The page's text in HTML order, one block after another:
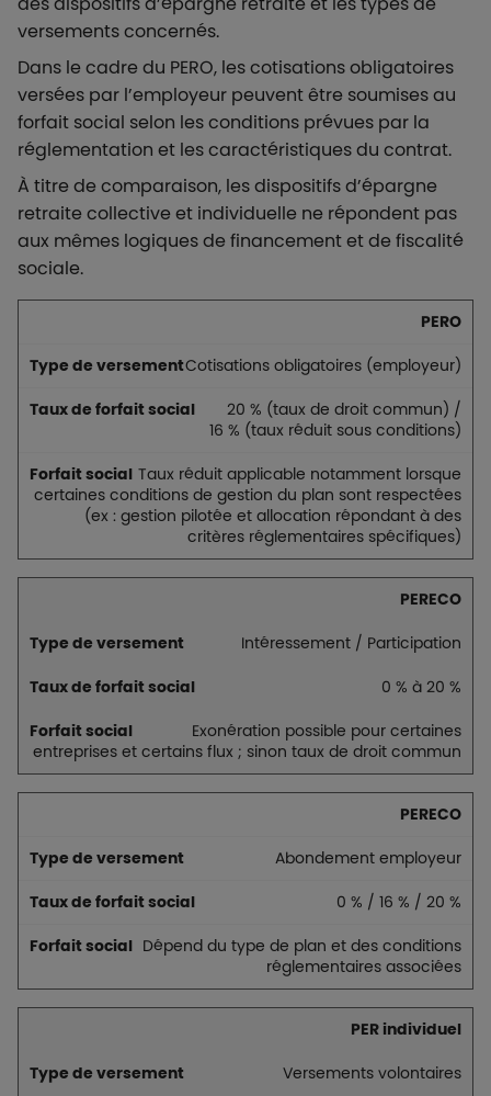
versements concernés.
Dans le cadre du PERO, les cotisations obligatoires
versées par l’employeur peuvent être soumises au
forfait social selon les conditions prévues par la
réglementation et les caractéristiques du contrat.
À titre de comparaison, les dispositifs d’épargne
retraite collective et individuelle ne répondent pas
aux mêmes logiques de financement et de fiscalité
sociale.
Taux de
PERO
Cotisations obligatoires (employeur)
20 % (taux de droit commun) /
16 % (taux réduit sous conditions)
Taux réduit applicable notamment lorsque
certaines conditions de gestion du plan sont respectées
(ex : gestion pilotée et allocation répondant à des
critères réglementaires spécifiques)
PERECO
Intéressement / Participation
0 % à 20 %
Exonération possible pour certaines
entreprises et certains flux ; sinon taux de droit commun
PERECO
Abondement employeur
0 % / 16 % / 20 %
Dépend du type de plan et des conditions
réglementaires associées
PER individuel
Versements volontaires